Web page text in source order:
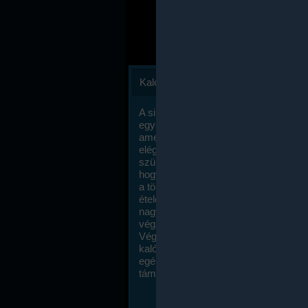
Kalóriaszámlálás
A sikeres fogyás titka valójában igen
egyszerű: égess több energiát, mint
amennyit beviszel. Természetesen
elég nagy fegyelemre és akaraterőre
szükség, de meglepődve fogod
hogy a kalóriaszámolás mennyire
a többi diétához képest. Itt nincsenek
ételek és a megengedett kalóriabevitelt
nagymértékben növelheted ha
végzel.
Végül, de nem utolsó sorban, a
kalóriaszámolás módszerét a legtöbb
egészségügyi szakorvos ajánlja és
támogatja.